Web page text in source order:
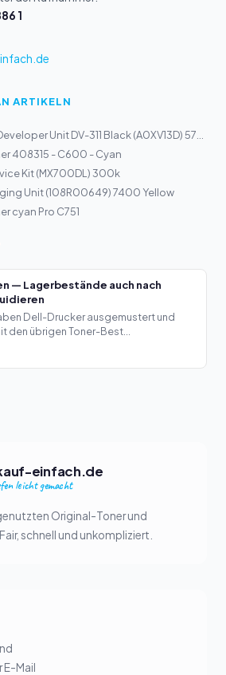
1
ARTIKELN
408315 - C600 - Cyan
Kit (MX700DL) 300k
Unit (108R00649) 7400 Yellow
cyan Pro C751
— Lagerbestände auch nach
Dell-Drucker ausgemustert und
den übrigen Toner-Best...
einfach.de
leicht gemacht
Original-Toner und
schnell und unkompliziert.
E-Mail